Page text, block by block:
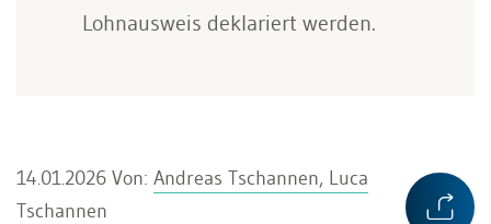
Lohnausweis deklariert werden.
14.01.2026 Von: Andreas Tschannen, Luca
Tschannen